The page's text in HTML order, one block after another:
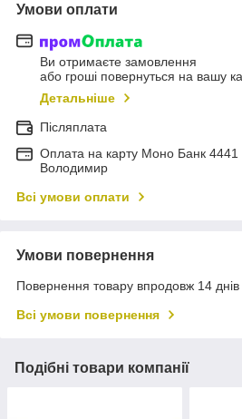
Умови оплати
Ви отримаєте замовлення
або гроші повернуться на вашу
Детальніше
Післяплата
Оплата на карту Моно Банк
Володимир
Всі умови оплати
Умови повернення
Повернення товару впродовж 14
Всі умови повернення
Подібні товари компанії